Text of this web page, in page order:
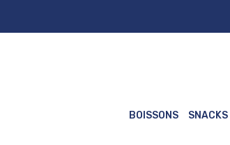
BOISSONS SNACKS